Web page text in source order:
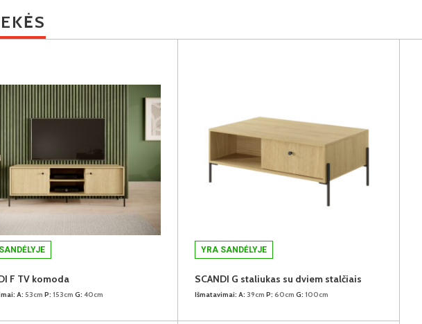
F TV komoda
A: 53cm P: 153cm G: 40cm
YRA SANDĖLYJE
SCANDI G staliukas su dviem stalčiais
Išmatavimai: A: 39cm P: 60cm G: 100cm